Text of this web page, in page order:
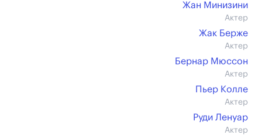
Жан Минизини
Актер
Жак Берже
Актер
Бернар Мюссон
Актер
Пьер Колле
Актер
Руди Ленуар
Актер